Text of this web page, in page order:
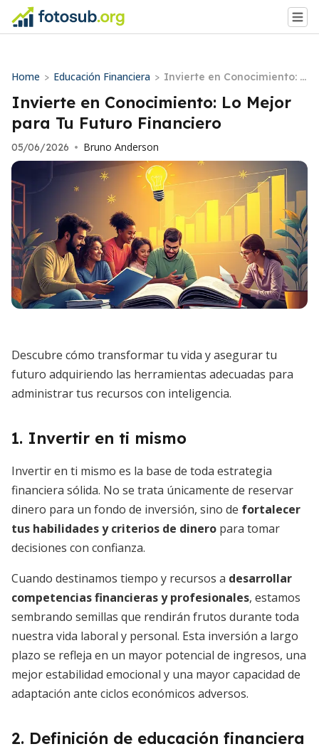
Home > Educación Financiera > Invierte en Conocimiento: L
o Mejor para Tu Futuro Fina
nciero
Invierte en Conocimiento: Lo Mejor
para Tu Futuro Financiero
05/06/2026 • Bruno Anderson
Descubre cómo transformar tu vida y asegurar tu
futuro adquiriendo las herramientas adecuadas para
administrar tus recursos con inteligencia.
1. Invertir en ti mismo
Invertir en ti mismo es la base de toda estrategia
financiera sólida. No se trata únicamente de reservar
dinero para un fondo de inversión, sino de fortalecer
tus habilidades y criterios de dinero para tomar
decisiones con confianza.
Cuando destinamos tiempo y recursos a desarrollar
competencias financieras y profesionales, estamos
sembrando semillas que rendirán frutos durante toda
nuestra vida laboral y personal. Esta inversión a largo
plazo se refleja en un mayor potencial de ingresos, una
mejor estabilidad emocional y una mayor capacidad de
adaptación ante ciclos económicos adversos.
2. Definición de educación financiera